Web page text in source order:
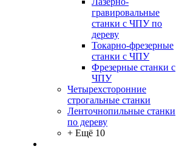
гравировальные
станки с ЧПУ по
дереву
Токарно-фрезерные
станки с ЧПУ
Фрезерные станки с
ЧПУ
Четырехсторонние
строгальные станки
Ленточнопильные станки
по дереву
+ Ещё 10